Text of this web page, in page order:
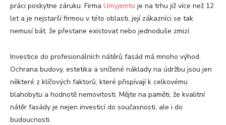
práci poskytne záruku. Firma Umyjemto je na trhu již více než 12
let a je nejstarší firmou v této oblasti, její zákazníci se tak
nemusí bát, že přestane existovat nebo jednoduše zmizí.
Investice do profesionálních nátěrů fasád má mnoho výhod.
Ochrana budovy, estetika a snížené náklady na údržbu jsou jen
některé z klíčových faktorů, které přispívají k celkovému
blahobytu a hodnotě nemovitosti. Mějte na paměti, že kvalitní
nátěr fasády je nejen investicí do současnosti, ale i do
budoucnosti.